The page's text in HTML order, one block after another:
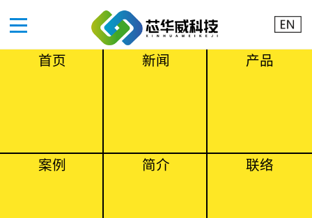
首页 新闻 产品
案例 简介 联络